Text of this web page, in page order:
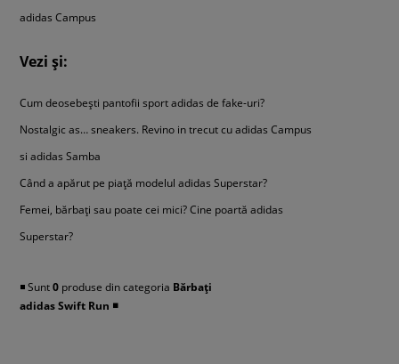
showroom Sizeer.
adidas Campus
Vezi și:
Cum deosebești pantofii sport adidas de fake-uri?
Nostalgic as… sneakers. Revino in trecut cu adidas Campus
si adidas Samba
Când a apărut pe piață modelul adidas Superstar?
Femei, bărbați sau poate cei mici? Cine poartă adidas
Superstar?
◾️ Sunt0 produse din categoria Bărbați
adidas Swift Run ◾️